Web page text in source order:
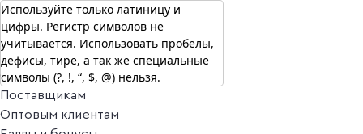
г. Москва
Vitual Peptide +7 (800) 101-13-25
Специалистам
Поставщикам
Оптовым клиентам
Используйте только латиницу и
цифры. Регистр символов не
учитывается. Использовать пробелы,
дефисы, тире, а так же специальные
символы (?, !, “, $, @) нельзя.